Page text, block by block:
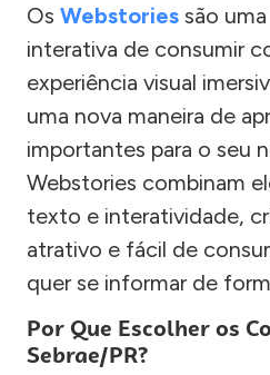
Os Webstories são
interativa de consumir
experiência visual
uma nova maneira de
importantes para o seu
Webstories combinam
texto e interatividade,
atrativo e fácil de
quer se informar de
Por Que Escolher os
Sebrae/PR?